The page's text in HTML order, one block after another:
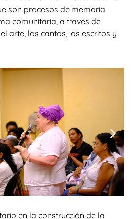
son procesos de memoria
comunitaria, a través de
arte, los cantos, los escritos y
en la construcción de la